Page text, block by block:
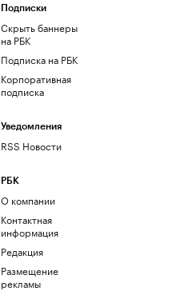
Подписки
Скрыть баннеры
на РБК
Подписка на РБК
Корпоративная
подписка
Уведомления
RSS Новости
РБК
О компании
Контактная
информация
Редакция
Размещение
рекламы